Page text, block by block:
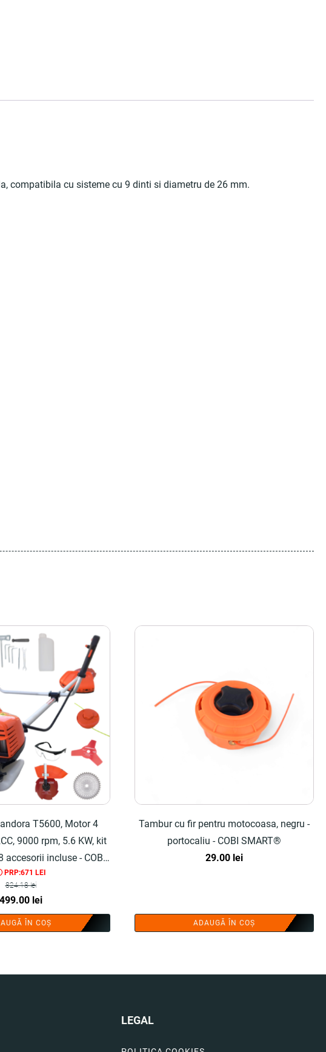
compatibila cu sisteme cu 9 dinti si diametru de 26 mm.
T5600, Motor 4
9000 rpm, 5.6 KW, kit
accesorii incluse - COBI
SMART®
PRP:671 LEI
824.18lei
Prețul
499.00 leiPrețul
curent
este:
ÎN COȘ
Tambur cu fir pentru motocoasa, negru -
portocaliu - COBI SMART®
29.00 lei
ADAUGĂ ÎN COȘ
LEGAL